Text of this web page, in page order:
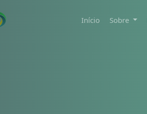
Início Sobre